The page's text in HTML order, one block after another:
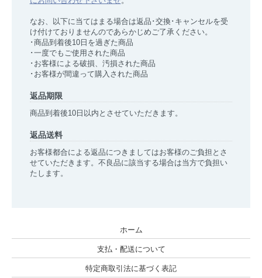
なお、以下に当てはまる場合は返品･交換･キャンセルを受
け付けておりませんのであらかじめご了承ください。
･商品到着後10日を過ぎた商品
･一度でもご使用された商品
･お客様による破損、汚損された商品
･お客様が間違って購入された商品
返品期限
商品到着後10日以内とさせていただきます。
返品送料
お客様都合による返品につきましてはお客様のご負担とさ
せていただきます。不良品に該当する場合は当方で負担い
たします。
ホーム
支払・配送について
特定商取引法に基づく表記